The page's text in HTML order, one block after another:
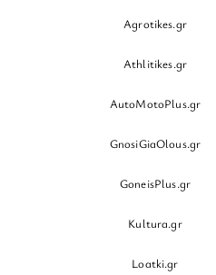
Agrotikes.gr
Athlitikes.gr
AutoMotoPlus.gr
GnosiGiaOlous.gr
GoneisPlus.gr
Kultura.gr
Loatki.gr